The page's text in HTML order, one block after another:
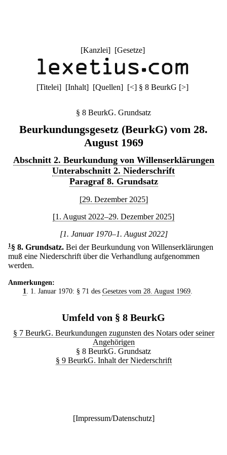
[Kanzlei] [Gesetze]
[Titelei] [Inhalt] [Quellen] [<] § 8 BeurkG [>]
§ 8 BeurkG. Grundsatz
Beurkundungsgesetz (BeurkG) vom 28.
August 1969
Abschnitt 2. Beurkundung von Willenserklärungen
Unterabschnitt 2. Niederschrift
Paragraf 8. Grundsatz
[29. Dezember 2025]
[1. August 2022–29. Dezember 2025]
[1. Januar 1970–1. August 2022]
1 § 8. Grundsatz. Bei der Beurkundung von Willenserklärungen
muß eine Niederschrift über die Verhandlung aufgenommen
werden.
Anmerkungen:
1
. 1. Januar 1970: § 71 des Gesetzes vom 28. August 1969.
Umfeld von § 8 BeurkG
§ 7 BeurkG. Beurkundungen zugunsten des Notars oder seiner
Angehörigen
§ 8 BeurkG. Grundsatz
§ 9 BeurkG. Inhalt der Niederschrift
[Impressum/Datenschutz]